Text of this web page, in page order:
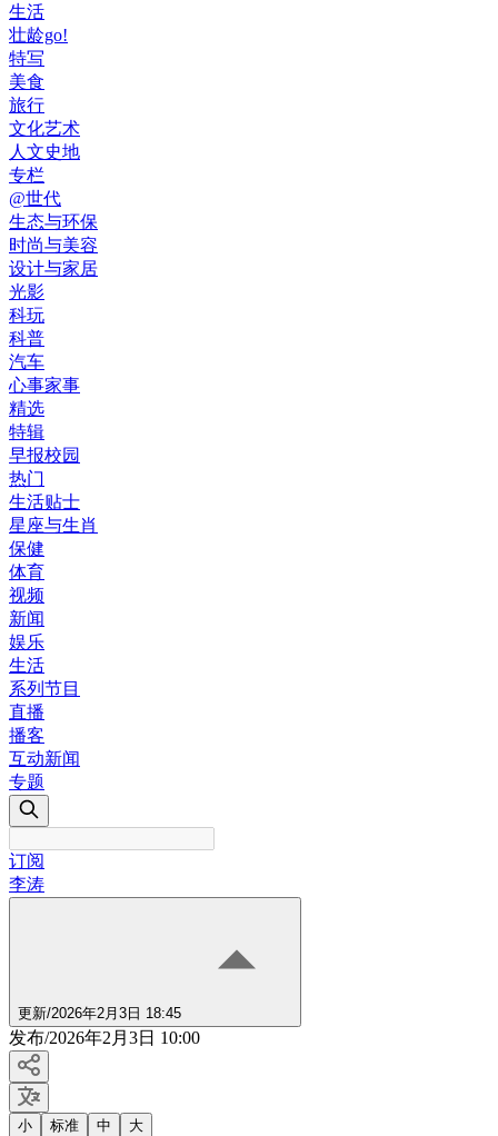
生活
壮龄go!
特写
美食
旅行
文化艺术
人文史地
专栏
@世代
生态与环保
时尚与美容
设计与家居
光影
科玩
科普
汽车
心事家事
精选
特辑
早报校园
热门
生活贴士
星座与生肖
保健
体育
视频
新闻
娱乐
生活
系列节目
直播
播客
互动新闻
专题
订阅
李涛
更新/2026年2月3日 18:45
发布/2026年2月3日 10:00
小 标准 中 大